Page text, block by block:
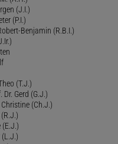
(J.I.)
(P.I.)
Benjamin (R.B.I.)
(T.J.)
Gerd (G.J.)
(Ch.J.)
(E.J.)